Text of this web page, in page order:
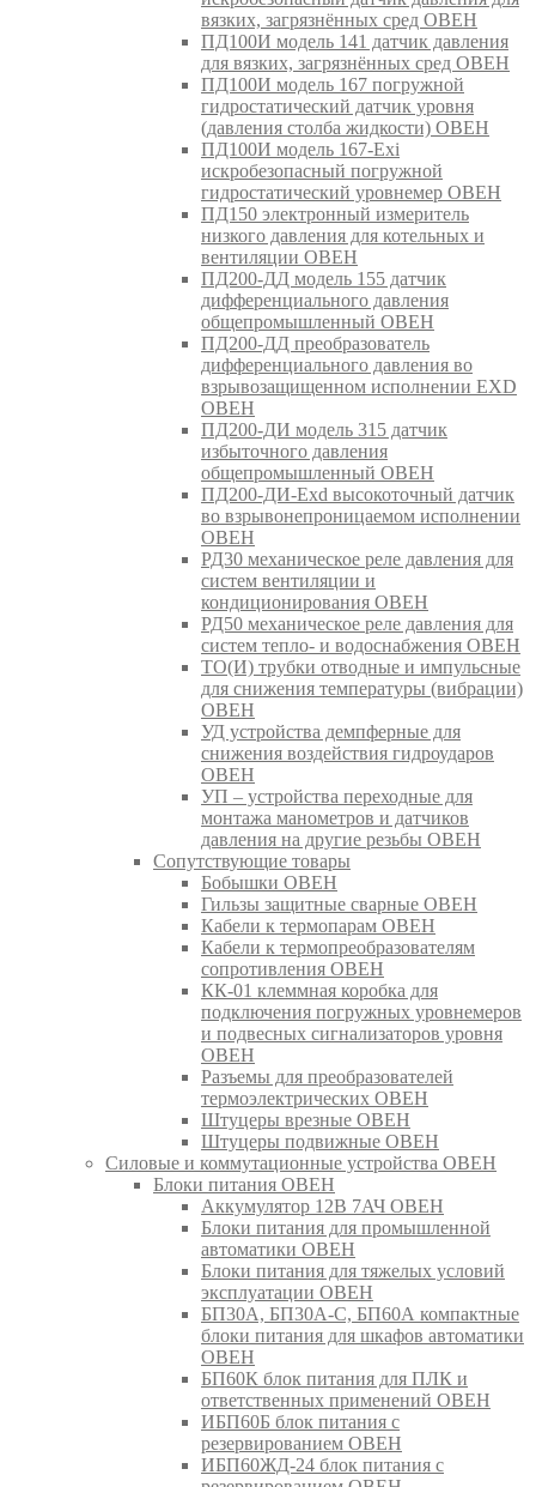
вязких, загрязнённых сред ОВЕН
ПД100И модель 141 датчик давления
для вязких, загрязнённых сред ОВЕН
ПД100И модель 167 погружной
гидростатический датчик уровня
(давления столба жидкости) ОВЕН
ПД100И модель 167-Exi
искробезопасный погружной
гидростатический уровнемер ОВЕН
ПД150 электронный измеритель
низкого давления для котельных и
вентиляции ОВЕН
ПД200-ДД модель 155 датчик
дифференциального давления
общепромышленный ОВЕН
ПД200-ДД преобразователь
дифференциального давления во
взрывозащищенном исполнении EXD
ОВЕН
ПД200-ДИ модель 315 датчик
избыточного давления
общепромышленный ОВЕН
ПД200-ДИ-Exd высокоточный датчик
во взрывонепроницаемом исполнении
ОВЕН
РД30 механическое реле давления для
систем вентиляции и
кондиционирования ОВЕН
РД50 механическое реле давления для
систем тепло- и водоснабжения ОВЕН
ТО(И) трубки отводные и импульсные
для снижения температуры (вибрации)
ОВЕН
УД устройства демпферные для
снижения воздействия гидроударов
ОВЕН
УП – устройства переходные для
монтажа манометров и датчиков
давления на другие резьбы ОВЕН
Сопутствующие товары
Бобышки ОВЕН
Гильзы защитные сварные ОВЕН
Кабели к термопарам ОВЕН
Кабели к термопреобразователям
сопротивления ОВЕН
КК-01 клеммная коробка для
подключения погружных уровнемеров
и подвесных сигнализаторов уровня
ОВЕН
Разъемы для преобразователей
термоэлектрических ОВЕН
Штуцеры врезные ОВЕН
Штуцеры подвижные ОВЕН
Силовые и коммутационные устройства ОВЕН
Блоки питания ОВЕН
Аккумулятор 12В 7АЧ ОВЕН
Блоки питания для промышленной
автоматики ОВЕН
Блоки питания для тяжелых условий
эксплуатации ОВЕН
БП30А, БП30А-С, БП60А компактные
блоки питания для шкафов автоматики
ОВЕН
БП60К блок питания для ПЛК и
ответственных применений ОВЕН
ИБП60Б блок питания с
резервированием ОВЕН
ИБП60ЖД-24 блок питания с